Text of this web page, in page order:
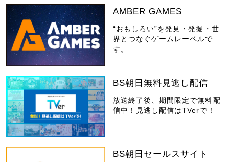
AMBER GAMES
“おもしろい”を発見・発掘・世
界とつなぐゲームレーベルで
す。
BS朝日無料見逃し配信
放送終了後、期間限定で無料配
信中！見逃し配信はTVerで！
BS朝日セールスサイト